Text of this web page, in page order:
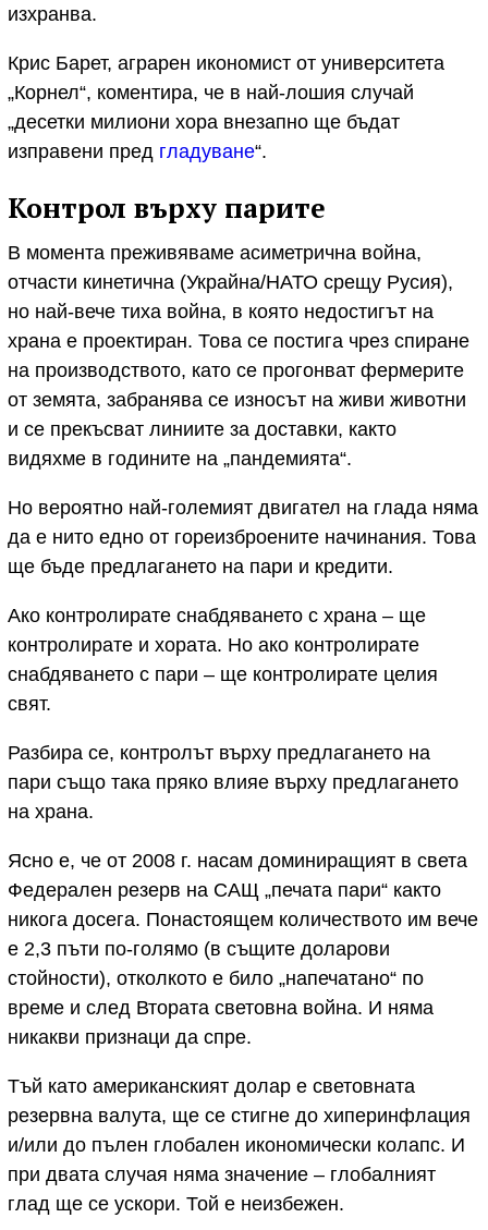
изхранва.
Крис Барет, аграрен икономист от университета
„Корнел“, коментира, че в най-лошия случай
„десетки милиони хора внезапно ще бъдат
изправени пред гладуване“.
Контрол върху парите
В момента преживяваме асиметрична война,
отчасти кинетична (Украйна/НАТО срещу Русия),
но най-вече тиха война, в която недостигът на
храна е проектиран. Това се постига чрез спиране
на производството, като се прогонват фермерите
от земята, забранява се износът на живи животни
и се прекъсват линиите за доставки, както
видяхме в годините на „пандемията“.
Но вероятно най-големият двигател на глада няма
да е нито едно от гореизброените начинания. Това
ще бъде предлагането на пари и кредити.
Ако контролирате снабдяването с храна – ще
контролирате и хората. Но ако контролирате
снабдяването с пари – ще контролирате целия
свят.
Разбира се, контролът върху предлагането на
пари също така пряко влияе върху предлагането
на храна.
Ясно е, че от 2008 г. насам доминиращият в света
Федерален резерв на САЩ „печата пари“ както
никога досега. Понастоящем количеството им вече
е 2,3 пъти по-голямо (в същите доларови
стойности), отколкото е било „напечатано“ по
време и след Втората световна война. И няма
никакви признаци да спре.
Тъй като американският долар е световната
резервна валута, ще се стигне до хиперинфлация
и/или до пълен глобален икономически колапс. И
при двата случая няма значение – глобалният
глад ще се ускори. Той е неизбежен.